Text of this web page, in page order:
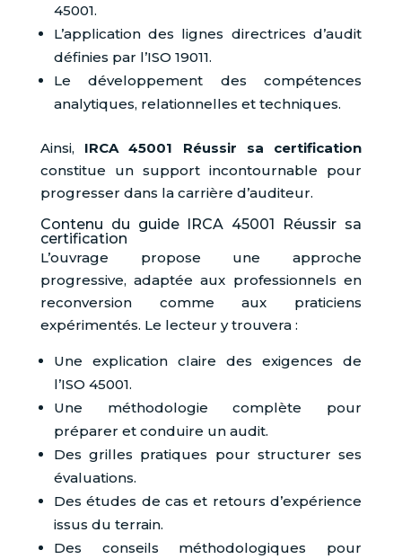
45001.
L’application des lignes directrices d’audit
définies par l’ISO 19011.
Le développement des compétences
analytiques, relationnelles et techniques.
Ainsi, IRCA 45001 Réussir sa certification
constitue un support incontournable pour
progresser dans la carrière d’auditeur.
Contenu du guide IRCA 45001 Réussir sa
certification
L’ouvrage propose une approche
progressive, adaptée aux professionnels en
reconversion comme aux praticiens
expérimentés. Le lecteur y trouvera :
Une explication claire des exigences de
l’ISO 45001.
Une méthodologie complète pour
préparer et conduire un audit.
Des grilles pratiques pour structurer ses
évaluations.
Des études de cas et retours d’expérience
issus du terrain.
Des conseils méthodologiques pour